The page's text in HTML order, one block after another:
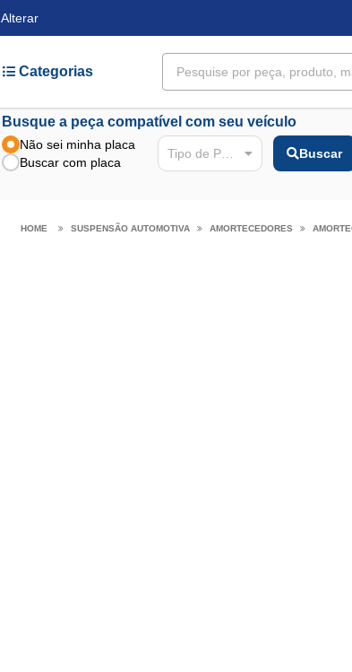
Alterar
Categorias
Busque a peça compatível com seu veículo
Não sei minha placa
Buscar com placa
Tipo de Peça Buscar
SUSPENSÃO AUTOMOTIVA AMORTECEDORES